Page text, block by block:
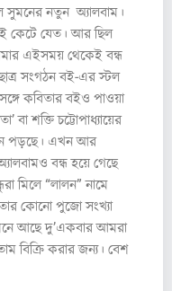
সুমনের নতুন অ্যালবাম।
কেটে যেত। আর ছিল
এইসময় থেকেই বন্ধ
সংগঠন বই-এর স্টল
কবিতার বইও পাওয়া
বা শক্তি চট্টোপাধ্যায়ের
পড়ছে। এখন আর
বন্ধ হয়ে গেছে
মিলে “লালন” নামে
কোনো পুজো সংখ্যা
আছে দু’একবার আমরা
বিক্রি করার জন্য। বেশ